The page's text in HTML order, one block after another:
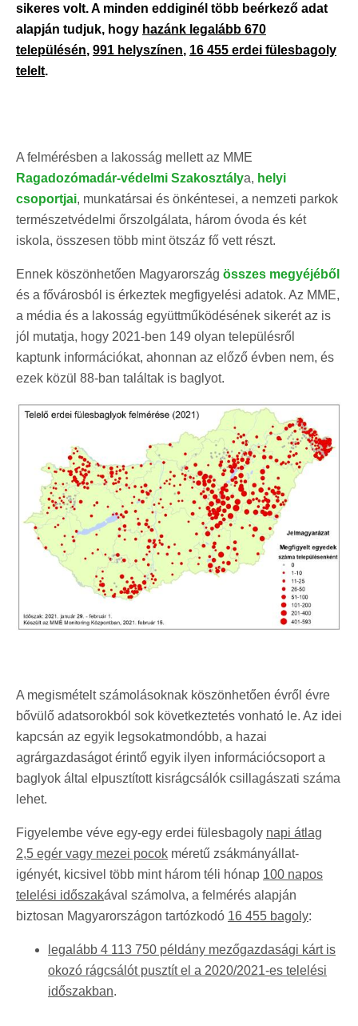
sikeres volt. A minden eddiginél több beérkező adat
alapján tudjuk, hogy hazánk legalább 670
településén, 991 helyszínen, 16 455 erdei fülesbagoly
telelt.
A felmérésben a lakosság mellett az MME
Ragadozómadár-védelmi Szakosztálya, helyi
csoportjai, munkatársai és önkéntesei, a nemzeti parkok
természetvédelmi őrszolgálata, három óvoda és két
iskola, összesen több mint ötszáz fő vett részt.
Ennek köszönhetően Magyarország összes megyéjéből
és a fővárosból is érkeztek megfigyelési adatok. Az MME,
a média és a lakosság együttműködésének sikerét az is
jól mutatja, hogy 2021-ben 149 olyan településről
kaptunk információkat, ahonnan az előző évben nem, és
ezek közül 88-ban találtak is baglyot.
A megismételt számolásoknak köszönhetően évről évre
bővülő adatsorokból sok következtetés vonható le. Az idei
kapcsán az egyik legsokatmondóbb, a hazai
agrárgazdaságot érintő egyik ilyen információcsoport a
baglyok által elpusztított kisrágcsálók csillagászati száma
lehet.
Figyelembe véve egy-egy erdei fülesbagoly napi átlag
2,5 egér vagy mezei pocok méretű zsákmányállat-
igényét, kicsivel több mint három téli hónap 100 napos
telelési időszakával számolva, a felmérés alapján
biztosan Magyarországon tartózkodó 16 455 bagoly:
legalább 4 113 750 példány mezőgazdasági kárt is
okozó rágcsálót pusztít el a 2020/2021-es telelési
időszakban.